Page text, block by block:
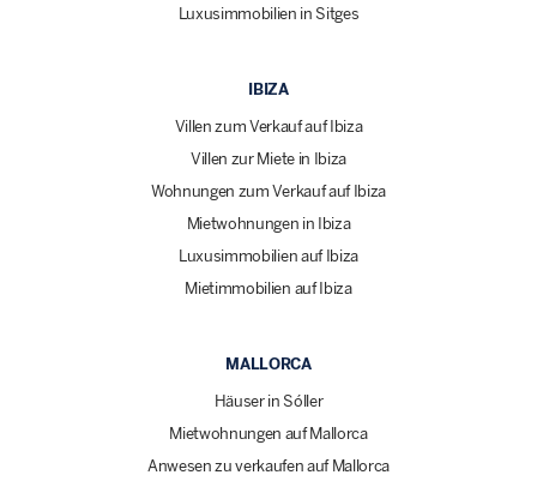
Luxusimmobilien in Sitges
IBIZA
Villen zum Verkauf auf Ibiza
Villen zur Miete in Ibiza
Wohnungen zum Verkauf auf Ibiza
Mietwohnungen in Ibiza
Luxusimmobilien auf Ibiza
Mietimmobilien auf Ibiza
MALLORCA
Häuser in Sóller
Mietwohnungen auf Mallorca
Anwesen zu verkaufen auf Mallorca